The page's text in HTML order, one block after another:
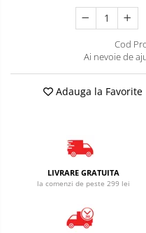
Cod
Ai nevoie de
Adauga la Favorite
LIVRARE GRATUITA
la comenzi de peste 299 lei